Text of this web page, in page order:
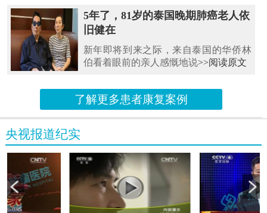
5年了，81岁的泰国晚期肺癌老人依
旧健在
新年即将到来之际，来自泰国的华侨林
伯看着眼前的亲人感慨地说>>阅读原文
了解更多患者康复案例
央视报道纪实